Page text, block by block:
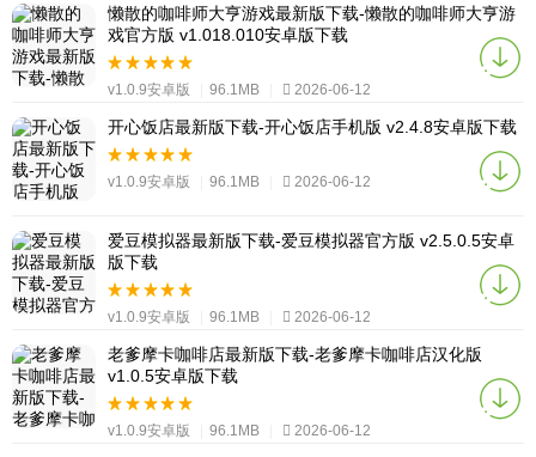
懒散的咖啡师大亨游戏最新版下载-懒散的咖啡师大亨游
戏官方版 v1.018.010安卓版下载
v1.0.9安卓版 96.1MB 2026-06-12
开心饭店最新版下载-开心饭店手机版 v2.4.8安卓版下载
v1.0.9安卓版 96.1MB 2026-06-12
爱豆模拟器最新版下载-爱豆模拟器官方版 v2.5.0.5安卓
版下载
v1.0.9安卓版 96.1MB 2026-06-12
老爹摩卡咖啡店最新版下载-老爹摩卡咖啡店汉化版
v1.0.5安卓版下载
v1.0.9安卓版 96.1MB 2026-06-12